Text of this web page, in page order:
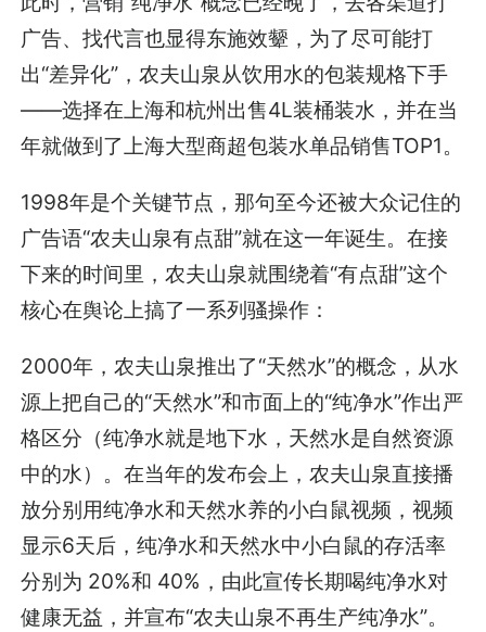
广告、找代言也显得东施效颦，为了尽可能打
出“差异化”，农夫山泉从饮用水的包装规格下手
——选择在上海和杭州出售4L装桶装水，并在当
年就做到了上海大型商超包装水单品销售TOP1。
1998年是个关键节点，那句至今还被大众记住的
广告语“农夫山泉有点甜”就在这一年诞生。在接
下来的时间里，农夫山泉就围绕着“有点甜”这个
核心在舆论上搞了一系列骚操作：
2000年，农夫山泉推出了“天然水”的概念，从水
源上把自己的“天然水”和市面上的“纯净水”作出严
格区分（纯净水就是地下水，天然水是自然资源
中的水）。在当年的发布会上，农夫山泉直接播
放分别用纯净水和天然水养的小白鼠视频，视频
显示6天后，纯净水和天然水中小白鼠的存活率
分别为 20%和 40%，由此宣传长期喝纯净水对
健康无益，并宣布“农夫山泉不再生产纯净水”。